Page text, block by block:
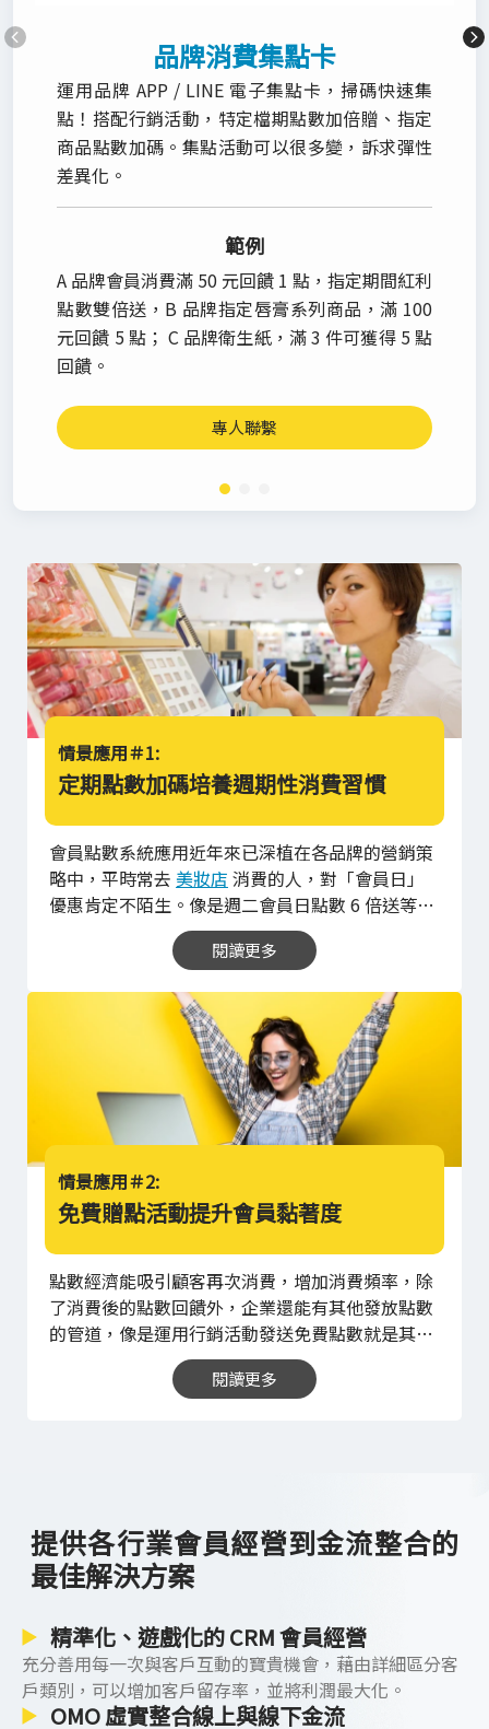
品牌消費集點卡
運用品牌 APP / LINE 電子集點卡，掃碼快速集
點！搭配行銷活動，特定檔期點數加倍贈、指定
商品點數加碼。集點活動可以很多變，訴求彈性
差異化。
範例
A 品牌會員消費滿 50 元回饋 1 點，指定期間紅利
點數雙倍送，B 品牌指定唇膏系列商品，滿 100
元回饋 5 點； C 品牌衛生紙，滿 3 件可獲得 5 點
回饋。
專人聯繫
情景應用＃1:
定期點數加碼培養週期性消費習慣
會員點數系統應用近年來已深植在各品牌的營銷策
略中，平時常去 美妝店 消費的人，對「會員日」
優惠肯定不陌生。像是週二會員日點數 6 倍送等等
優惠活動，透過會員日的優惠，積極鼓勵會員持
APP 店家會員卡或 LINE 店家會員卡，持續於指定
客也會因為使用品牌會員卡額外獲取的獎勵而增加
對品牌的好感，進而提升消費頻率且增加客戶與品
牌之間的互動，達成更高的品牌黏著度。是什麼樣
的因素影響了人們的消費行為？在大多數時候，人
們的行動都受限於習慣的操控，一旦在消費者的腦
中建立：「星期幾該去哪消費」的習慣之後，便能
期性消費習慣為目標所建立的品牌會員卡專屬回饋
活動，會員日不僅僅是吸引新客加入的誘因，特定
尊榮感、刺激會員的回購率之外，也穩定了會員對
品牌的向心力，因為有了尊榮的會員身分，才能享
有獨一無二的會員日優惠，更能使消費者深切地感
受到品牌對會員的用心經營，不只鞏固了熟客的忠
誠度，也建立起長期穩定的顧客關係。
當天的優惠之外，品牌能運用旗下門市資源與系統
資訊，展現出品牌對每位會員的用心經營，促使會
員的回購。
閱讀更多
情景應用＃2:
免費贈點活動提升會員黏著度
點數經濟能吸引顧客再次消費，增加消費頻率，除
了消費後的點數回饋外，企業還能有其他發放點數
的管道，像是運用行銷活動發送免費點數就是其中
許多企業在 CRM （中文：顧客關係管
理）上已不再使用傳統的方式（如：設計紙本會員
為導向規劃行銷活動。 此舉延伸了點數的應用，進
而發展出更具多元性的行銷策略，以
例，經常在會員系統 APP 內規劃「開啟 APP 登
入，每天領取福利點數」的活動，其目標是增加會
員們使用 APP 的頻率，且 APP 在開發時為同步支
援 ios 或 android 雙平台系統 ，進而擴大網羅會員
的範圍，並提升會員對品牌的黏著度。在此行銷活
閱讀更多
提供各行業會員經營到金流整合的
最佳解決方案
精準化、遊戲化的 CRM 會員經營
充分善用每一次與客戶互動的寶貴機會，藉由詳細區分客
戶類別，可以增加客戶留存率，並將利潤最大化。
OMO 虛實整合線上與線下金流